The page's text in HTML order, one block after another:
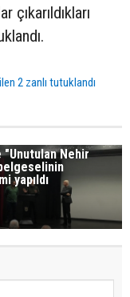
çıkarıldıkları
2 zanlı tutuklandı
"Unutulan Nehir
yapıldı